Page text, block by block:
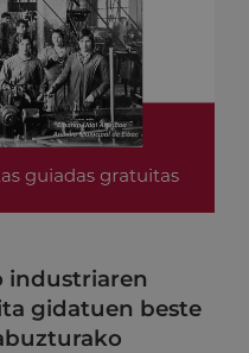
industriaren
gidatuen beste